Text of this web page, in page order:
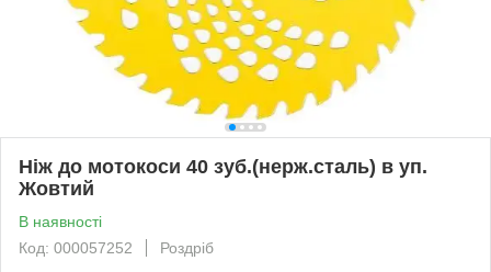
Ніж до мотокоси 40 зуб.(нерж.сталь) в уп.
Жовтий
В наявності
Код: 000057252
Роздріб